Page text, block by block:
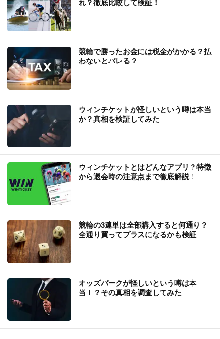
れ？徹底比較して検証！
競輪で勝ったお金には税金がかかる？払
わないとバレる？
ウィンチケットが怪しいという噂は本当
か？真相を検証してみた
ウィンチケットとはどんなアプリ？特徴
から退会時の注意点まで徹底解説！
競輪の3連単は全部購入すると何通り？
全通り買ってプラスになるかも検証
オッズパークが怪しいという噂は本
当！？その真相を調査してみた